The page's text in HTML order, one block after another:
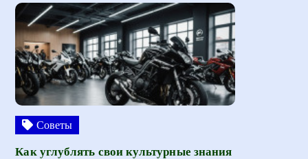
Советы
Как углублять свои культурные знания